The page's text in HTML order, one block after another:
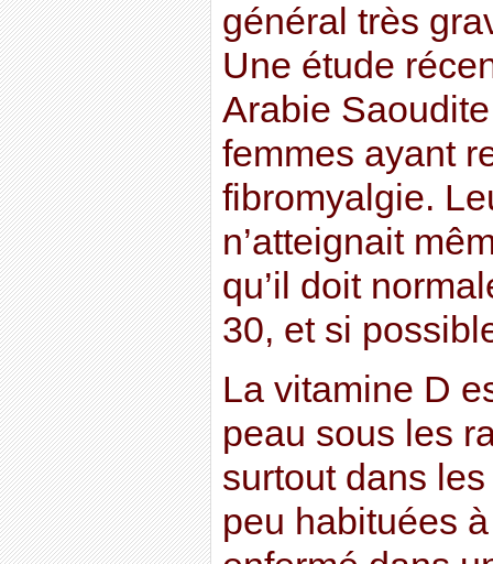
général très
Une étude
Arabie
femmes ayant
fibromyalgie.
n’atteignait
qu’il doit
30, et si
La vitamine D
peau sous les
surtout dans
peu habituées